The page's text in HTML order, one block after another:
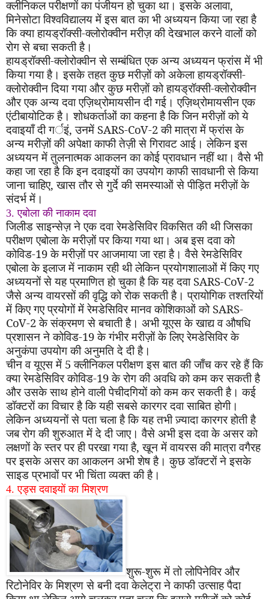
क्लीनिकल परीक्षणों का पंजीयन हो चुका था। इसके अलावा,
मिनेसोटा विश्वविद्यालय में इस बात का भी अध्ययन किया जा रहा है
कि क्या हायड्रॉक्सी-क्लोरोक्वीन मरीज़ की देखभाल करने वालों को
रोग से बचा सकती है।
हायड्रॉक्सी-क्लोरोक्वीन से सम्बंधित एक अन्य अध्ययन फ्रांस में भी
किया गया है। इसके तहत कुछ मरीज़ों को अकेला हायड्रॉक्सी-
क्लोरोक्वीन दिया गया और कुछ मरीज़ों को हायड्रॉक्सी-क्लोरोक्वीन
और एक अन्य दवा एज़िथ्रोमायसीन दी गई। एज़िथ्रोमायसीन एक
एंटीबायोटिक है। शोधकर्ताओं का कहना है कि जिन मरीज़ों को ये
दवाइयाँ दी गर्इं,उनमें SARS-CoV-2 की मात्रा में फ्रांस के
अन्य मरीज़ों की अपेक्षा काफी तेज़ी से गिरावट आई। लेकिन इस
अध्ययन में तुलनात्मक आकलन का कोई प्रावधान नहीं था। वैसे भी
कहा जा रहा है कि इन दवाइयों का उपयोग काफी सावधानी से किया
जाना चाहिए,खास तौर से गुर्दे की समस्याओं से पीड़ित मरीज़ों के
संदर्भ में।
3. एबोला की नाकाम दवा
जिलीड साइन्सेज़ ने एक दवा रेमडेसिविर विकसित की थी जिसका
परीक्षण एबोला के मरीज़ों पर किया गया था। अब इस दवा को
कोविड-19 के मरीज़ों पर आजमाया जा रहा है। वैसे रेमडेसिविर
एबोला के इलाज में नाकाम रही थी लेकिन प्रयोगशालाओं में किए गए
अध्ययनों से यह प्रमाणित हो चुका है कि यह दवा SARS-CoV-2
जैसे अन्य वायरसों की वृद्धि को रोक सकती है। प्रायोगिक तश्तरियों
में किए गए प्रयोगों में रेमडेसिविर मानव कोशिकाओं को SARS-
CoV-2 के संक्रमण से बचाती है। अभी यूएस के खाद्य व औषधि
प्रशासन ने कोविड-19 के गंभीर मरीज़ों के लिए रेमडेसिविर के
अनुकंपा उपयोग की अनुमति दे दी है।
चीन व यूएस में 5 क्लीनिकल परीक्षण इस बात की जाँच कर रहे हैं कि
क्या रेमडेसिविर कोविड-19 के रोग की अवधि को कम कर सकती है
और उसके साथ होने वाली पेचीदगियों को कम कर सकती है। कई
डॉक्टरों का विचार है कि यही सबसे कारगर दवा साबित होगी।
लेकिन अध्ययनों से पता चला है कि यह तभी ज़्यादा कारगर होती है
जब रोग की शुरुआत में दे दी जाए। वैसे अभी इस दवा के असर को
लक्षणों के स्तर पर ही परखा गया है,खून में वायरस की मात्रा वगैरह
पर इसके असर का आकलन अभी शेष है। कुछ डॉक्टरों ने इसके
साइड प्रभावों पर भी चिंता व्यक्त की है।
4. एड्स दवाइयों का मिश्रण
शुरू-शुरू में तो लोपिनेविर और
रिटोनेविर के मिश्रण से बनी दवा केलेट्रा ने काफी उत्साह पैदा